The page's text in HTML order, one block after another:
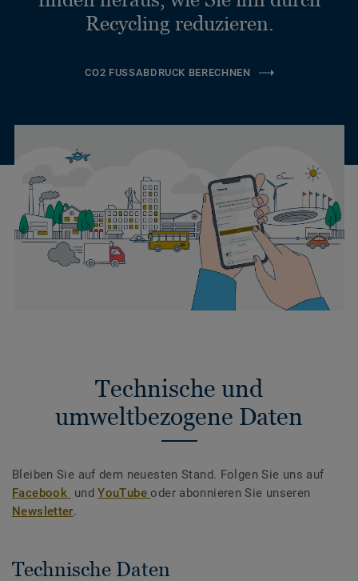
Recycling reduzieren.
CO2 FUSSABDRUCK BERECHNEN
Technische und
umweltbezogene Daten
Bleiben Sie auf dem neuesten Stand. Folgen Sie uns auf
Facebook undYouTubeoder abonnieren Sie unseren
Newsletter.
Technische Daten